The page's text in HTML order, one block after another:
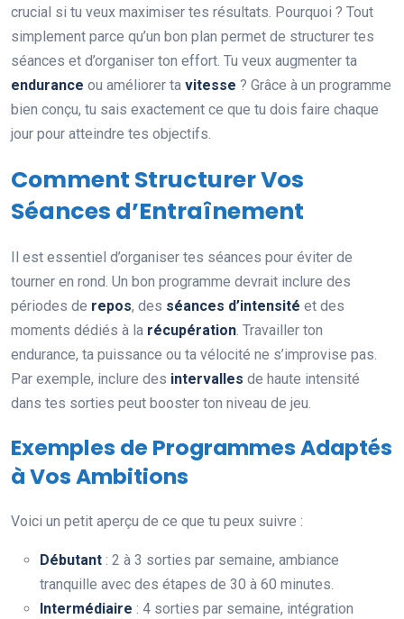
crucial si tu veux maximiser tes résultats. Pourquoi ? Tout
simplement parce qu’un bon plan permet de structurer tes
séances et d’organiser ton effort. Tu veux augmenter ta
endurance ou améliorer ta vitesse ? Grâce à un programme
bien conçu, tu sais exactement ce que tu dois faire chaque
jour pour atteindre tes objectifs.
Comment Structurer Vos
Séances d’Entraînement
Il est essentiel d’organiser tes séances pour éviter de
tourner en rond. Un bon programme devrait inclure des
périodes de repos, des séances d’intensité et des
moments dédiés à la récupération. Travailler ton
endurance, ta puissance ou ta vélocité ne s’improvise pas.
Par exemple, inclure des intervalles de haute intensité
dans tes sorties peut booster ton niveau de jeu.
Exemples de Programmes Adaptés
à Vos Ambitions
Voici un petit aperçu de ce que tu peux suivre :
Débutant : 2 à 3 sorties par semaine, ambiance
tranquille avec des étapes de 30 à 60 minutes.
Intermédiaire : 4 sorties par semaine, intégration